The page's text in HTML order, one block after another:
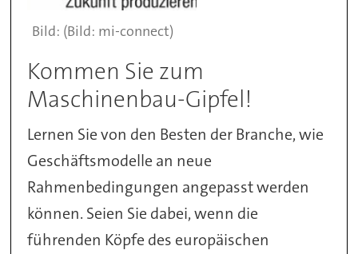
(Bild: mi-connect)
Kommen Sie zum
Maschinenbau-Gipfel!
Lernen Sie von den Besten der Branche, wie
Geschäftsmodelle an neue
Rahmenbedingungen angepasst werden
können. Seien Sie dabei, wenn die
führenden Köpfe des europäischen